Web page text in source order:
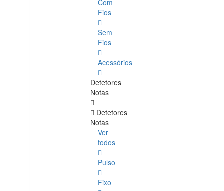
Com
Fios
Sem
Fios
Acessórios
Detetores
Notas
Detetores
Notas
Ver
todos
Pulso
Fixo